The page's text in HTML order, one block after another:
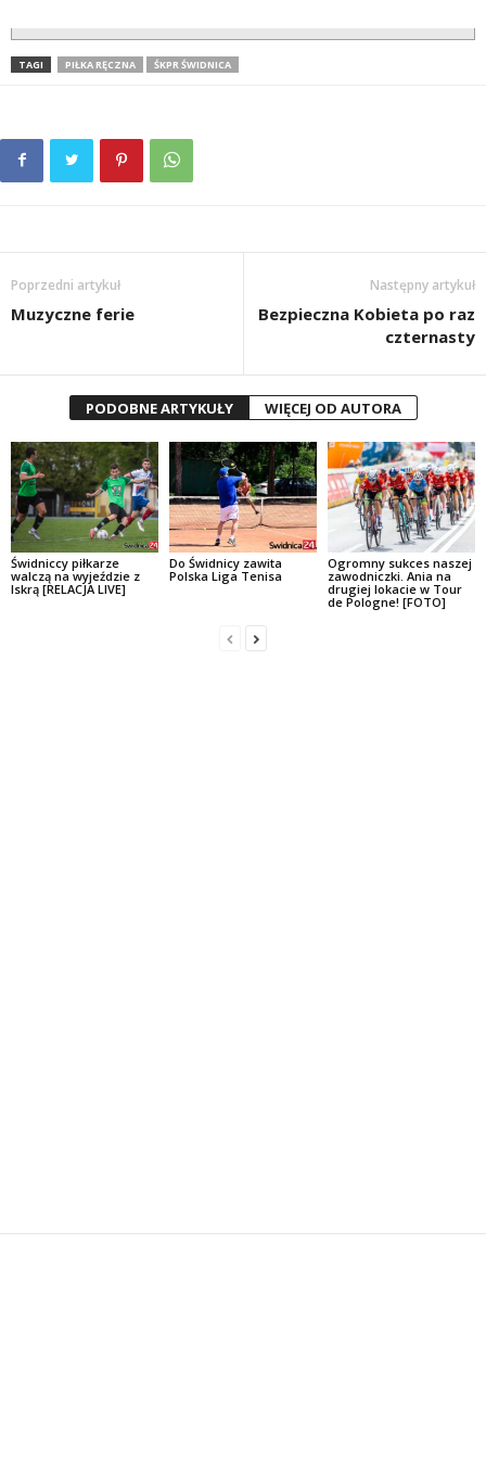
TAGI PIŁKA RĘCZNA ŚKPR ŚWIDNICA
Poprzedni artykuł
Muzyczne ferie
Następny artykuł
Bezpieczna Kobieta po raz
czternasty
PODOBNE ARTYKUŁY WIĘCEJ OD AUTORA
Świdniccy piłkarze
walczą na wyjeździe z
Iskrą [RELACJA LIVE]
Do Świdnicy zawita
Polska Liga Tenisa
Ogromny sukces naszej
zawodniczki. Ania na
drugiej lokacie w Tour
de Pologne! [FOTO]